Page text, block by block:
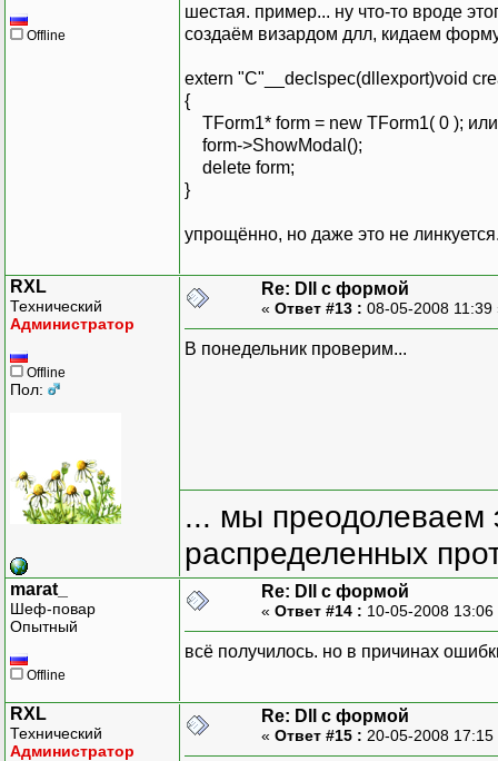
Offline
шестая. пример... ну что-то вроде
создаём визардом длл, кидаем
extern "C"__declspec(dllexport)void
{
TForm1* form = new TForm1( 0 );
form->ShowModal();
delete form;
}
упрощённо, но даже это не
RXL
Технический
Администратор
Offline
Пол:
Re: Dll с формой
« Ответ #13 : 08-05-2008
В понедельник проверим...
... мы преодолеваем
распределенных
marat_
Шеф-повар
Опытный
Offline
Re: Dll с формой
« Ответ #14 : 10-05-2008
всё получилось. но в причинах
RXL
Технический
Администратор
Re: Dll с формой
« Ответ #15 : 20-05-2008